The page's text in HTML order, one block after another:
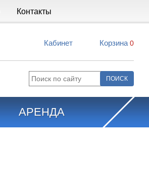
Контакты
Кабинет Корзина 0
АРЕНДА